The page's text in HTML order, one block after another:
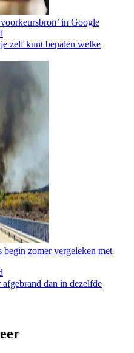
in Google
zelf kunt bepalen welke
zomer vergeleken met
dan in dezelfde